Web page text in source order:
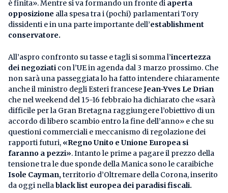
è finita». Mentre si va formando un fronte di aperta
opposizione alla spesa tra i (pochi) parlamentari Tory
dissidenti e in una parte importante dell’establishment
conservatore.
All’aspro confronto su tasse e tagli si somma l’incertezza
dei negoziati con l’UE in agenda dal 3 marzo prossimo. Che
non sarà una passeggiata lo ha fatto intendere chiaramente
anche il ministro degli Esteri franceseJean-Yves Le Drian
che nel weekend del 15-16 febbraio ha dichiarato che «sarà
difficile per la Gran Bretagna raggiungere l’obiettivo di un
accordo di libero scambio entro la fine dell’anno» e che su
questioni commerciali e meccanismo di regolazione dei
rapporti futuri, «Regno Unito e Unione Europea si
faranno a pezzi». Intanto le prime a pagare il prezzo della
tensione tra le due sponde della Manica sono le caraibiche
Isole Cayman,territorio d’Oltremare della Corona, inserito
da oggi nellablack list europea dei paradisi fiscali.